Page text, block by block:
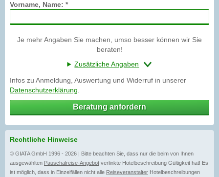
Vorname, Name: *
Je mehr Angaben Sie machen, umso besser können wir Sie
beraten!
Zusätzliche Angaben
Infos zu Anmeldung, Auswertung und Widerruf in unserer
Datenschutzerklärung
Beratung anfordern
Rechtliche Hinweise
© GIATA GmbH 1996 - 2026 | Bitte beachten Sie, dass nur die beim von Ihnen
ausgewählten Pauschalreise-Angebot verlinkte Hotelbeschreibung Gültigkeit hat! Es
ist möglich, dass in Einzelfällen nicht alle Reiseveranstalter Hotelbeschreibungen